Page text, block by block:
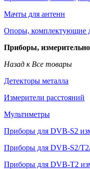
Мачты для антенн
Опоры, комплектующие
Приборы,
Назад к Все товары
Детекторы металла
Измерители расстояний
Мультиметры
Приборы для DVB-S2
Приборы для DVB-S2/
Приборы для DVB-T2